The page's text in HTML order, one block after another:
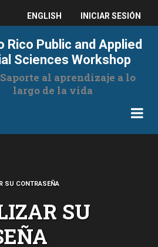
ENGLISH
USER
ACCOUNT
MENU
INICIAR SESIÓN
Rico Public and Applied
Sciences Workshop
al aprendizaje a lo
largo de la vida
SU CONTRASEÑA
SU